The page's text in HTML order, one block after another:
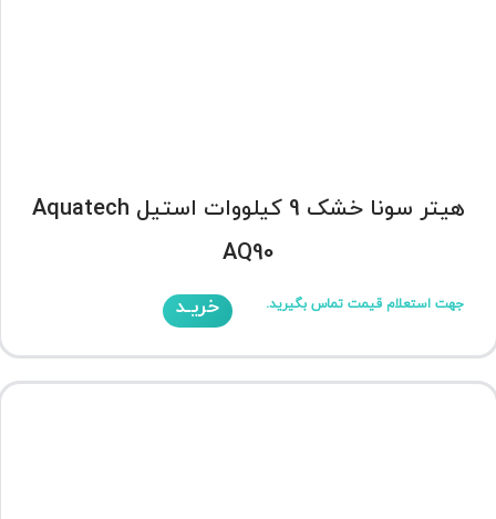
هیتر سونا خشک 9 کیلووات استیل Aquatech
AQ90
جهت استعلام قیمت تماس بگیرید. خریـد